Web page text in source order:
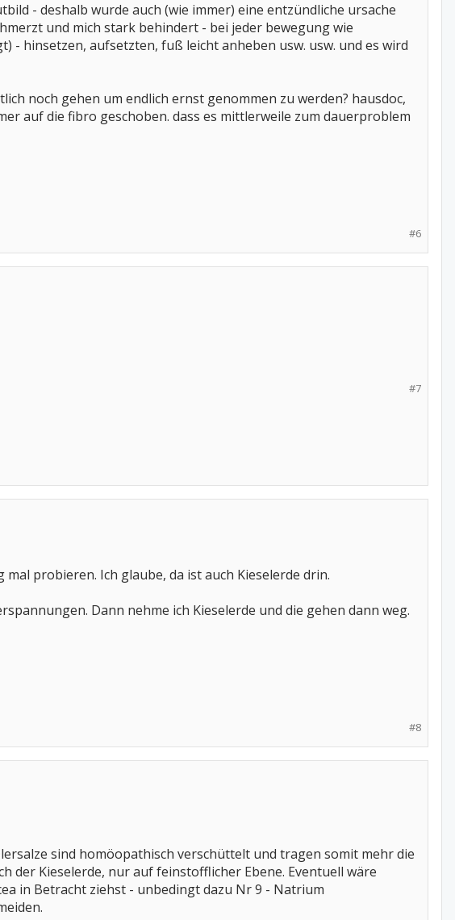
- deshalb wurde auch (wie immer) eine entzündliche ursache
und mich stark behindert - bei jeder bewegung wie
- hinsetzen, aufsetzten, fuß leicht anheben usw. usw. und es wird
noch gehen um endlich ernst genommen zu werden? hausdoc,
auf die fibro geschoben. dass es mittlerweile zum dauerproblem
#6
#7
probieren. Ich glaube, da ist auch Kieselerde drin.
Dann nehme ich Kieselerde und die gehen dann weg.
#8
sind homöopathisch verschüttelt und tragen somit mehr die
Kieselerde, nur auf feinstofflicher Ebene. Eventuell wäre
in Betracht ziehst - unbedingt dazu Nr 9 - Natrium